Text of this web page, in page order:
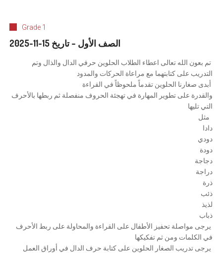
Grade 1
الصف الأول – تاريخ 15-11-2025
تم بعون الله تعالى اعطاء الطلاب الحلوين حرفي الدال والذال وتم
التدريب على كتابتهما مع مراعاة الحركات والمدود
أبدى صغارنا الحلوين تقدماً ملحوظاً في القراءة
والقدرة على تطوير المهارة في تهجئة الحروف منفصلة ثم ربطها بالأحرف
التي تليها
مثل
دادا
دودي
دودة
دجاجة
دراجة
ذرة
ذئب
لذيذ
ذباب
يرجى مواصلة تحفيز الأطفال على القراءة والمحاولة على ربط الأحرف
في الكلمات ومن ثم تفكيكها
يرجى تدريب الصغار الحلوين على كتابة حرف الدال في أوراق العمل